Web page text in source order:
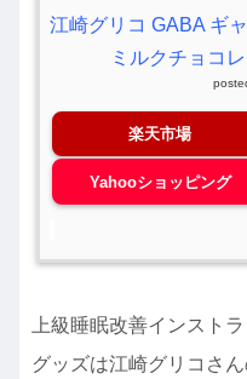
江崎グリコ GABA ギ
ミルクチョコ
楽天市場
Yahooショッピング
上級睡眠改善インスト
グッズは江崎グリコさ